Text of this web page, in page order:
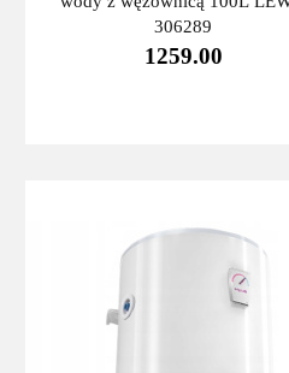
306289
1259.00